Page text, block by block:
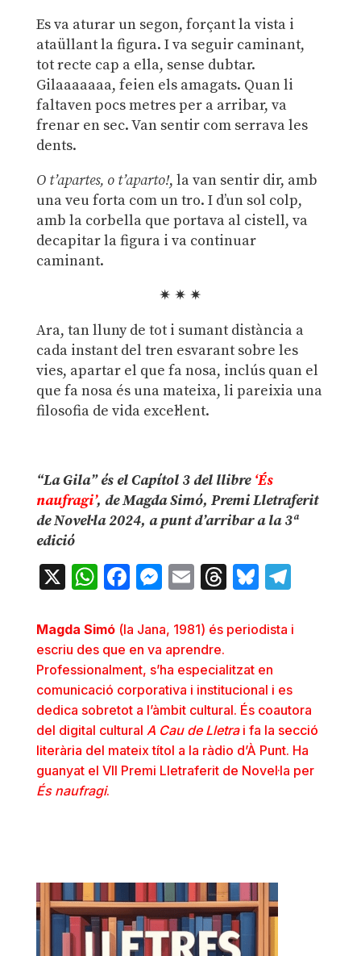
Es va aturar un segon, forçant la vista i
ataüllant la figura. I va seguir caminant,
tot recte cap a ella, sense dubtar.
Gilaaaaaaa, feien els amagats. Quan li
faltaven pocs metres per a arribar, va
frenar en sec. Van sentir com serrava les
dents.
O t’apartes, o t’aparto!, la van sentir dir, amb
una veu forta com un tro. I d’un sol colp,
amb la corbella que portava al cistell, va
decapitar la figura i va continuar
caminant.
✴ ✴ ✴
Ara, tan lluny de tot i sumant distància a
cada instant del tren esvarant sobre les
vies, apartar el que fa nosa, inclús quan el
que fa nosa és una mateixa, li pareixia una
filosofia de vida excel·lent.
“La Gila” és el Capítol 3 del llibre ‘És
naufragi’, de Magda Simó, Premi Lletraferit
de Novel·la 2024, a punt d’arribar a la 3ª
edició
X WhatsApp
Facebook
Messenger
EmailThreads
Bluesky
Magda Simó(la Jana, 1981) és periodista i
escriu des que en va aprendre.
Professionalment, s’ha especialitzat en
comunicació corporativa i institucional i es
dedica sobretot a l’àmbit cultural. És coautora
del digital cultural A Cau de Lletrai fa la secció
literària del mateix títol a la ràdio d’À Punt. Ha
guanyat el VII Premi Lletraferit de Novel·la per
És naufragi.